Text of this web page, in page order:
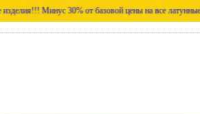
Минус 30% от базовой цены на все латунные изделия!!!